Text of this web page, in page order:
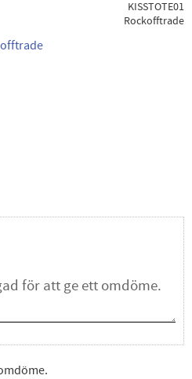
KISSTOTE01
Rockofftrade